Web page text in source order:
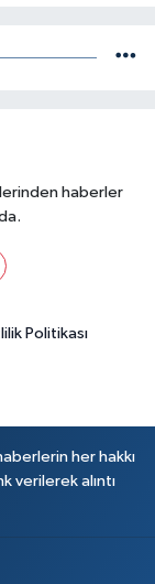
haberler
Politikası
her hakkı
verilerek alıntı